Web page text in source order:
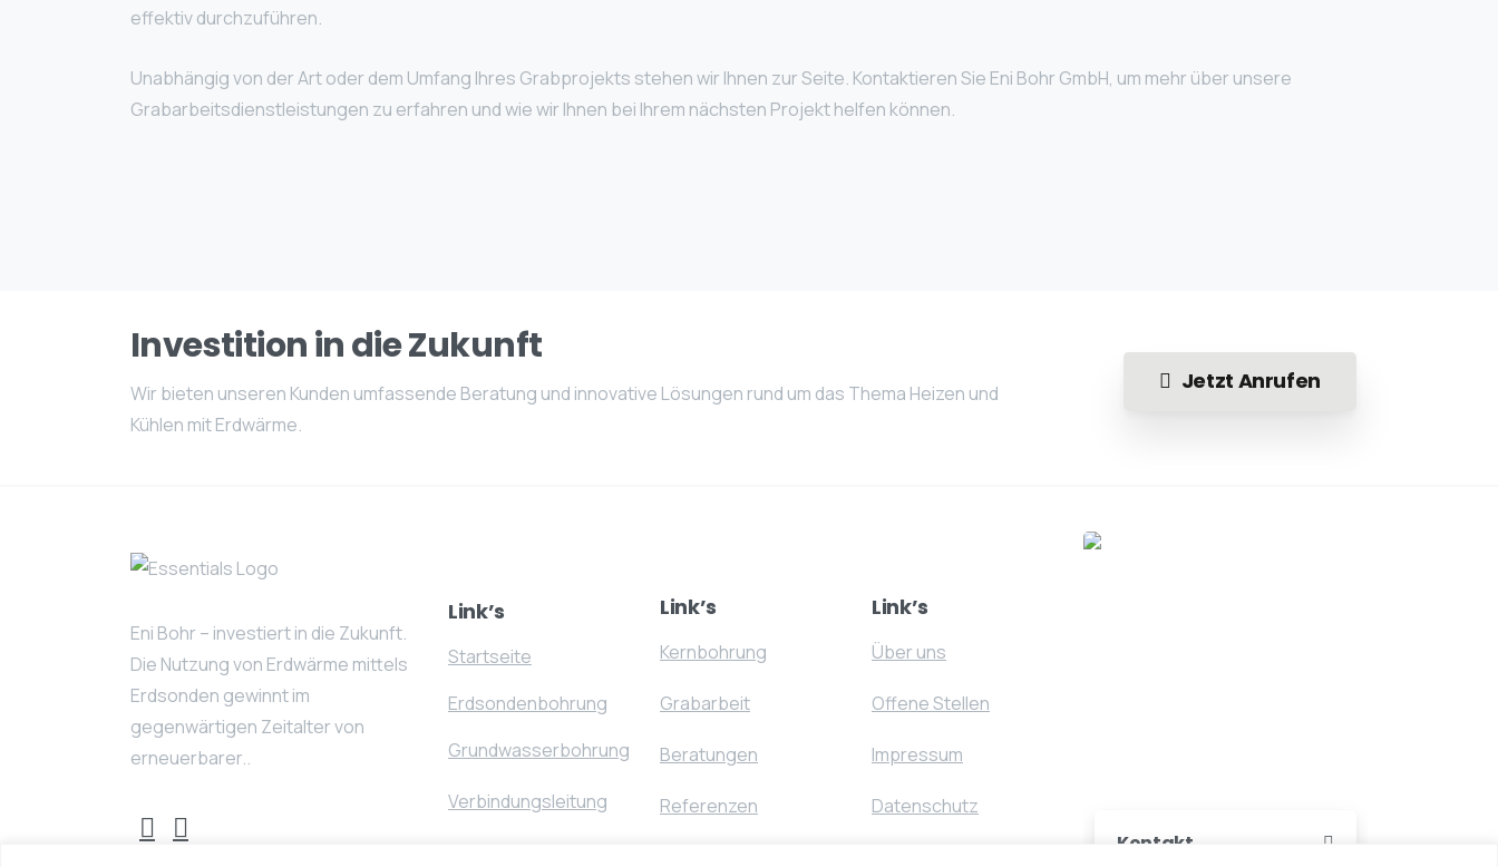
effektiv durchzuführen.
Unabhängig von der Art oder dem Umfang Ihres Grabprojekts stehen wir Ihnen zur Seite. Kontaktieren Sie Eni Bohr GmbH, um mehr über unsere
Grabarbeitsdienstleistungen zu erfahren und wie wir Ihnen bei Ihrem nächsten Projekt helfen können.
Investition in die Zukunft
Wir bieten unseren Kunden umfassende Beratung und innovative Lösungen rund um das Thema Heizen und
Kühlen mit Erdwärme.
Jetzt Anrufen
Eni Bohr – investiert in die Zukunft.
Die Nutzung von Erdwärme mittels
Erdsonden gewinnt im
gegenwärtigen Zeitalter von
erneuerbarer..
Link’s
Startseite
Erdsondenbohrung
Grundwasserbohrung
Verbindungsleitung
Link’s
Kernbohrung
Grabarbeit
Beratungen
Referenzen
Link’s
Über uns
Offene Stellen
Impressum
Datenschutz
Kontakt